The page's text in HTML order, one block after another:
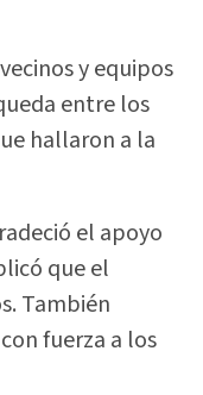
y equipos
entre los
hallaron a la
el apoyo
que el
También
fuerza a los